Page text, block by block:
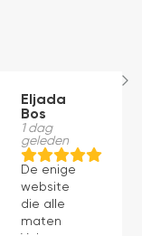
Eljada
Bos
1 dag
geleden
De enige
website
die alle
maten